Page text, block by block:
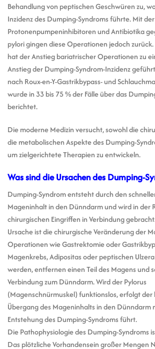
Behandlung von peptischen Geschwüren zu,
Inzidenz des Dumping-Syndroms führte. Mit
Protonenpumpeninhibitoren und Antibiotika
pylori gingen diese Operationen jedoch
hat der Anstieg bariatrischer Operationen zu
Anstieg der Dumping-Syndrom-Inzidenz
nach Roux-en-Y-Gastrikbypass- und
wurde in 33 bis 75 % der Fälle über das
berichtet.
Die moderne Medizin versucht, sowohl die
die metabolischen Aspekte des Dumping-
um zielgerichtete Therapien zu entwickeln.
Was sind die Ursachen des Dumping-
Dumping-Syndrom entsteht durch den
Mageninhalt in den Dünndarm und wird in der
chirurgischen Eingriffen in Verbindung
Ursache ist die chirurgische Veränderung der
Operationen wie Gastrektomie oder
Magenkrebs, Adipositas oder peptischen
werden, entfernen einen Teil des Magens und
Verbindung zum Dünndarm. Wird der Pylorus
(Magenschnürmuskel) funktionslos, erfolgt
Übergang des Mageninhalts in den Dünndarm
Entstehung des Dumping-Syndroms führt.
Die Pathophysiologie des Dumping-Syndroms
Das plötzliche Vorhandensein großer Mengen